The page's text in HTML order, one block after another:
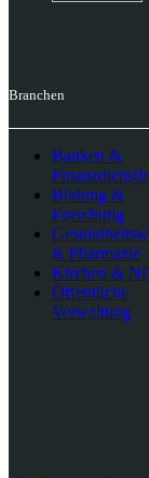
Branchen
Banken &
Bildung &
Forschung
& Pharmazie
Kirchen &
Öffentliche
Verwaltung